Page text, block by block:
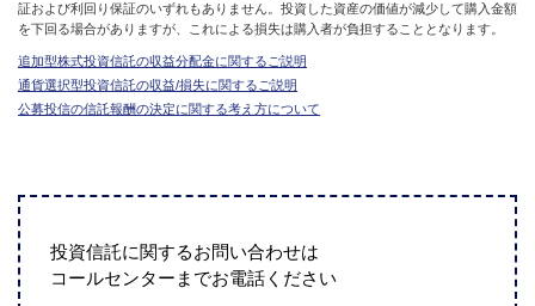
証および利回り保証のいずれもありません。投資した資産の価値が減少して購入金額
を下回る場合がありますが、これによる損失は購入者が負担することとなります。
追加型株式投資信託の収益分配金に関するご説明
通貨選択型投資信託の収益/損失に関するご説明
公募投信の信託報酬の決定に関する考え方について
投資信託に関するお問い合わせは
コールセンターまでお電話ください